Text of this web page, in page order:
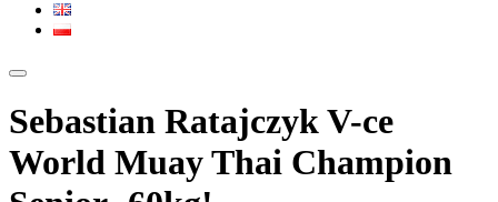
Sebastian Ratajczyk V-ce
World Muay Thai Champion